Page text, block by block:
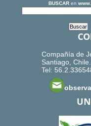
BUSCAR en
Compañía de
Santiago, Chile.
Tel: